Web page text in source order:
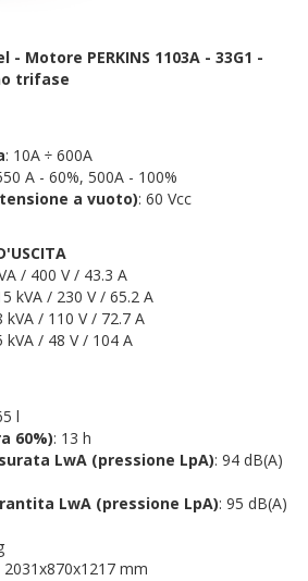
Motore PERKINS 1103A - 33G1 -
trifase
: 10A ÷ 600A
A - 60%, 500A - 100%
a vuoto): 60 Vcc
/ 400 V / 43.3 A
kVA / 230 V / 65.2 A
kVA / 110 V / 72.7 A
kVA / 48 V / 104 A
l
60%): 13 h
LwA (pressione LpA): 94 dB(A)
LwA (pressione LpA): 95 dB(A)
mm